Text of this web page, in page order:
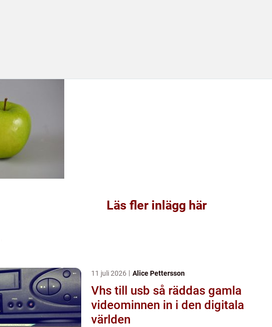
Läs fler inlägg här
11 juli 2026 Alice Pettersson
Vhs till usb så räddas gamla
videominnen in i den digitala
världen